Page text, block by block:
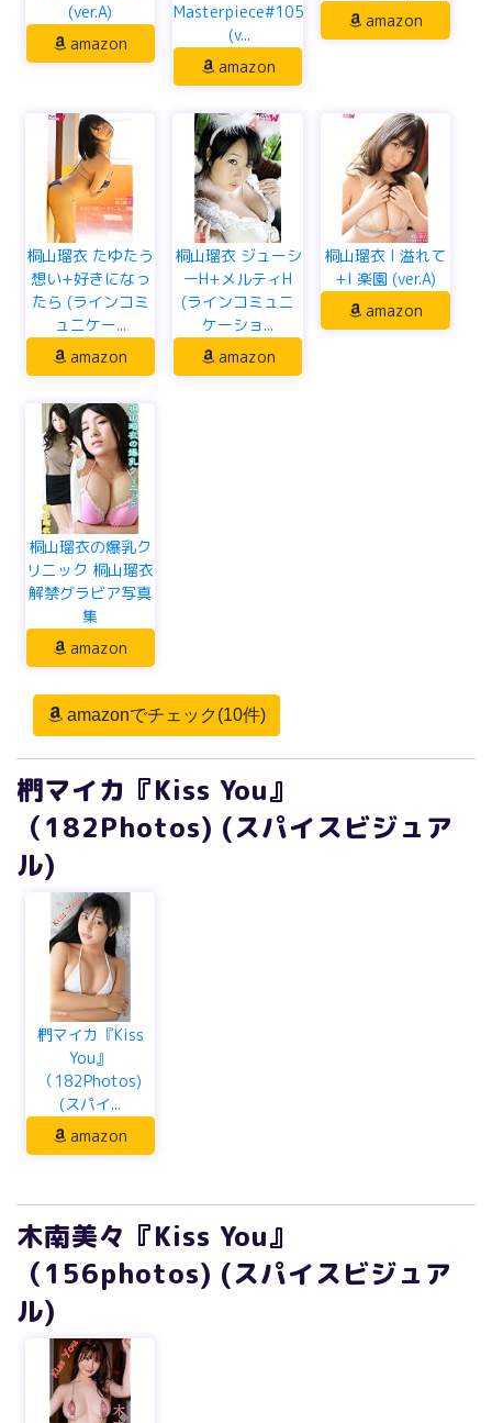
(ver.A)
amazon
Masterpiece#105
(v...
amazon
amazon
桐山瑠衣 たゆたう
想い+好きになっ
たら (ラインコミ
ュニケー...
amazon
桐山瑠衣 ジューシ
ーH+メルティH
(ラインコミュニ
ケーショ...
amazon
桐山瑠衣 I 溢れて
+I 楽園 (ver.A)
amazon
桐山瑠衣の爆乳ク
リニック 桐山瑠衣
解禁グラビア写真
集
amazon
amazonでチェック(10件)
椚マイカ『Kiss You』
（182Photos) (スパイスビジュア
ル)
椚マイカ『Kiss
You』
（182Photos)
(スパイ...
amazon
木南美々『Kiss You』
（156photos) (スパイスビジュア
ル)